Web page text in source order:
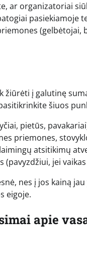
ar organizatoriai
pasiekiamoje
žiūrėti į galutinę
šiuos
pietūs,
priemones,
atsitikimų
jei
nes į jos kainą
eigoje.
apie